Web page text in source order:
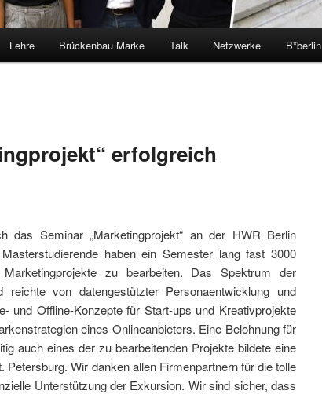
Lehre Brückenbau Marke Talk Netzwerke B*berlin
erfolgreich
das Seminar „Marketingprojekt“ an der HWR Berlin
haben ein Semester lang fast 3000
zu bearbeiten. Das Spektrum der
reichte von datengestützter Personaentwicklung und
und Offline-Konzepte für Start-ups und Kreativprojekte
eines Onlineanbieters. Eine Belohnung für
auch eines der zu bearbeitenden Projekte bildete eine
Wir danken allen Firmenpartnern für die tolle
Unterstützung der Exkursion. Wir sind sicher, dass